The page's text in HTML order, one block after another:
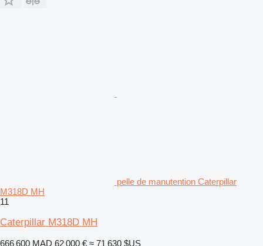
pelle de manutention Caterpillar
M318D MH
11
Caterpillar M318D MH
666 600 MAD 62 000 € ≈ 71 630 $US